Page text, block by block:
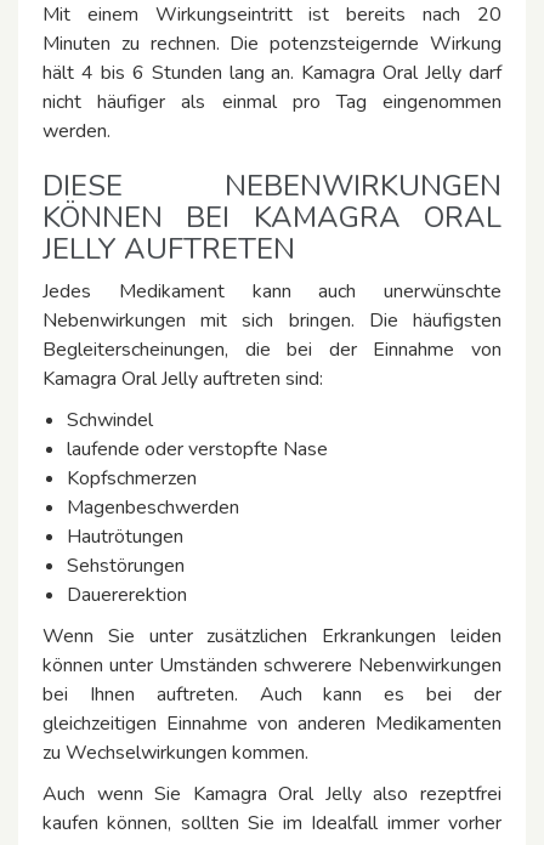
Mit einem Wirkungseintritt ist bereits nach 20
Minuten zu rechnen. Die potenzsteigernde Wirkung
hält 4 bis 6 Stunden lang an. Kamagra Oral Jelly darf
nicht häufiger als einmal pro Tag eingenommen
werden.
DIESE NEBENWIRKUNGEN
KÖNNEN BEI KAMAGRA ORAL
JELLY AUFTRETEN
Jedes Medikament kann auch unerwünschte
Nebenwirkungen mit sich bringen. Die häufigsten
Begleiterscheinungen, die bei der Einnahme von
Kamagra Oral Jelly auftreten sind:
Schwindel
laufende oder verstopfte Nase
Kopfschmerzen
Magenbeschwerden
Hautrötungen
Sehstörungen
Dauererektion
Wenn Sie unter zusätzlichen Erkrankungen leiden
können unter Umständen schwerere Nebenwirkungen
bei Ihnen auftreten. Auch kann es bei der
gleichzeitigen Einnahme von anderen Medikamenten
zu Wechselwirkungen kommen.
Auch wenn Sie Kamagra Oral Jelly also rezeptfrei
kaufen können, sollten Sie im Idealfall immer vorher